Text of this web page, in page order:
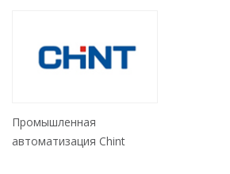
Промышленная
автоматизация Chint